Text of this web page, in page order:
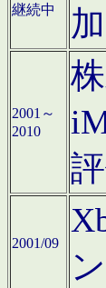
継続中
加
2001～
2010
2001/09